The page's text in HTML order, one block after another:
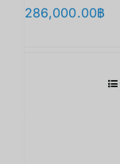
286,000.00฿